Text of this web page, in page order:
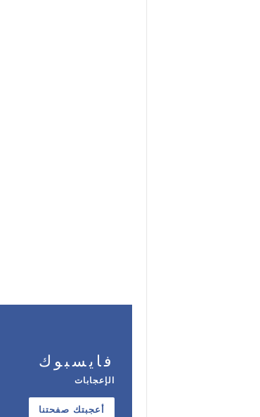
فايسبوك
الإعجابات
أعجبتك صفحتنا